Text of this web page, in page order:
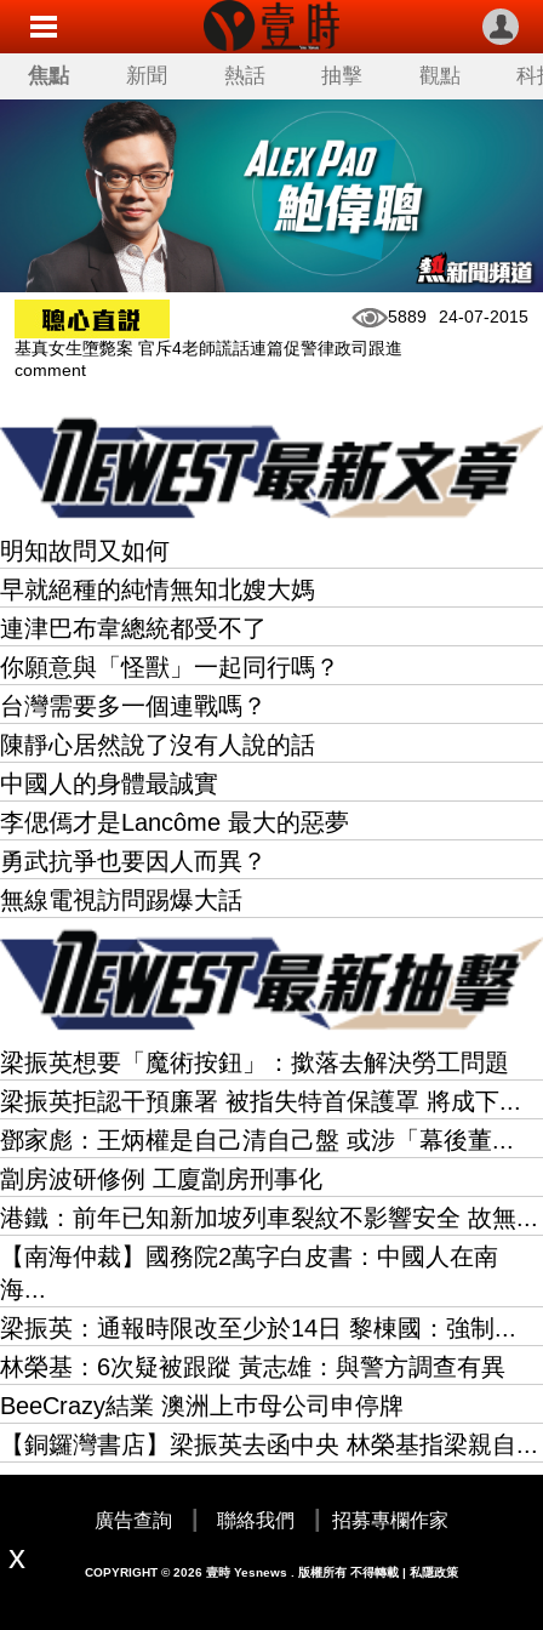
焦點 新聞 熱話 抽擊 觀點 科
5889
24-07-2015
基真女生墮斃案 官斥4老師謊話連篇促警律政司跟進
comment
明知故問又如何
早就絕種的純情無知北嫂大媽
連津巴布韋總統都受不了
你願意與「怪獸」一起同行嗎？
台灣需要多一個連戰嗎？
陳靜心居然說了沒有人說的話
中國人的身體最誠實
李偲傿才是Lancôme 最大的惡夢
勇武抗爭也要因人而異？
無線電視訪問踢爆大話
梁振英想要「魔術按鈕」：撳落去解決勞工問題
梁振英拒認干預廉署 被指失特首保護罩 將成下...
鄧家彪：王炳權是自己清自己盤 或涉「幕後董...
劏房波研修例 工廈劏房刑事化
港鐵：前年已知新加坡列車裂紋不影響安全 故無...
【南海仲裁】國務院2萬字白皮書：中國人在南
海...
梁振英：通報時限改至少於14日 黎棟國：強制...
林榮基：6次疑被跟蹤 黃志雄：與警方調查有異
BeeCrazy結業 澳洲上巿母公司申停牌
【銅鑼灣書店】梁振英去函中央 林榮基指梁親自...
廣告查詢 聯絡我們 招募專欄作家
COPYRIGHT © 2026 壹時 Yesnews . 版權所有 不得轉載 | 私隱政策